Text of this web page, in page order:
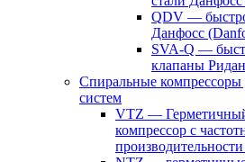
QDV —
Данфосс
SVA-Q —
клапаны Ридан
Спиральные компрессоры
систем
VTZ —
компрессор с